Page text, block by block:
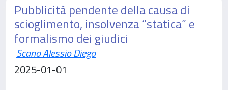
Pubblicità pendente della causa di
scioglimento, insolvenza “statica” e
formalismo dei giudici
Scano Alessio Diego
2025-01-01